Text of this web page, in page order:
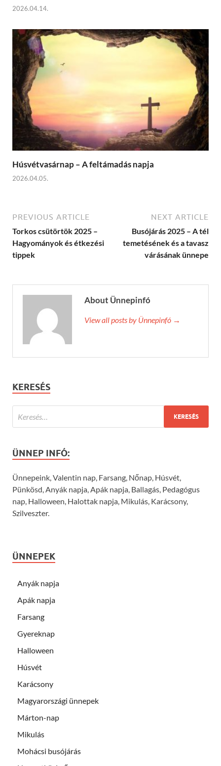
2026.04.14.
Húsvétvasárnap – A feltámadás napja
2026.04.05.
PREVIOUS ARTICLE
Torkos csütörtök 2025 –
Hagyományok és étkezési
tippek
NEXT ARTICLE
Busójárás 2025 – A tél
temetésének és a tavasz
várásának ünnepe
About Ünnepinfó
View all posts by Ünnepinfó →
KERESÉS
ÜNNEP INFÓ:
Ünnepeink, Valentin nap, Farsang, Nőnap, Húsvét,
Pünkösd, Anyák napja, Apák napja, Ballagás, Pedagógus
nap, Halloween, Halottak napja, Mikulás, Karácsony,
Szilveszter.
ÜNNEPEK
Anyák napja
Apák napja
Farsang
Gyereknap
Halloween
Húsvét
Karácsony
Magyarországi ünnepek
Márton-nap
Mikulás
Mohácsi busójárás